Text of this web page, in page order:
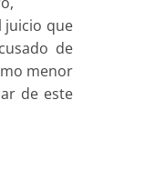
juicio que
de
menor
de este